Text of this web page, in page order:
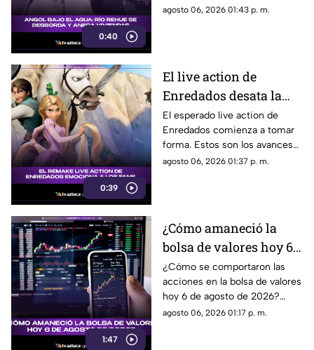
0:40
distintos sectores de Angol en
agosto 06, 2026 01:43 p. m.
0:39
El live action de
Enredados desata la
emoción entre los
seguidores: los
primeros avances son
estos
El esperado live action de
Enredados comienza a tomar
forma. Estos son los avances
que ya generan conversación.
agosto 06, 2026 01:37 p. m.
1:47
¿Cómo amaneció la
bolsa de valores hoy 6
de agosto de 2026?
¿Cómo se comportaron las
acciones en la bolsa de valores
hoy 6 de agosto de 2026?
Encuentra todos los detalles
agosto 06, 2026 01:17 p. m.